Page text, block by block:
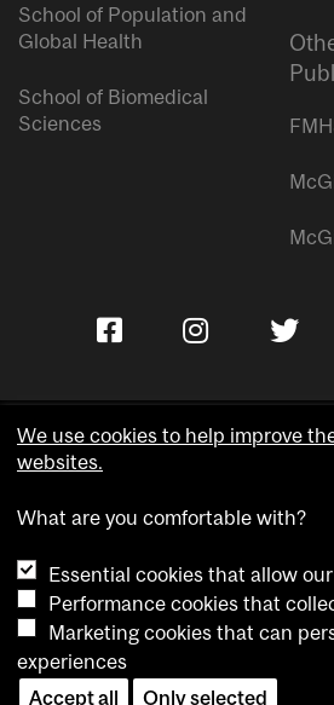
School of Population and
Global Health
School of Biomedical
Sciences
Accessibility
Cookie notice
Cookie settings
Contact us
We use cookies to help improve
websites.
What are you comfortable with?
Essential cookies that allow
Performance cookies that
Marketing cookies that can
experiences
Accept all
Only selected